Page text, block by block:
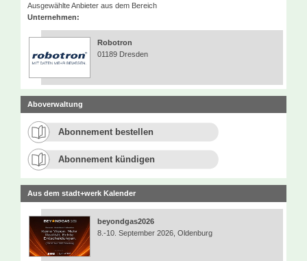
Ausgewählte Anbieter aus dem Bereich
Unternehmen:
Robotron
01189 Dresden
Aboverwaltung
Abonnement bestellen
Abonnement kündigen
Aus dem stadt+werk Kalender
beyondgas2026
8.-10. September 2026, Oldenburg